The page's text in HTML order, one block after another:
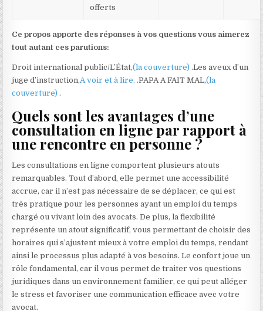
offerts
Ce propos apporte des réponses à vos questions vous aimerez
tout autant ces parutions:
Droit international public/L’État,(la couverture).Les aveux d’un
juge d’instruction,A voir et à lire..PAPA A FAIT MAL,(la
couverture).
Quels sont les avantages d’une
consultation en ligne par rapport à
une rencontre en personne ?
Les consultations en ligne comportent plusieurs atouts
remarquables. Tout d’abord, elle permet une accessibilité
accrue, car il n’est pas nécessaire de se déplacer, ce qui est
très pratique pour les personnes ayant un emploi du temps
chargé ou vivant loin des avocats. De plus, la flexibilité
représente un atout significatif, vous permettant de choisir des
horaires qui s’ajustent mieux à votre emploi du temps, rendant
ainsi le processus plus adapté à vos besoins. Le confort joue un
rôle fondamental, car il vous permet de traiter vos questions
juridiques dans un environnement familier, ce qui peut alléger
le stress et favoriser une communication efficace avec votre
avocat.